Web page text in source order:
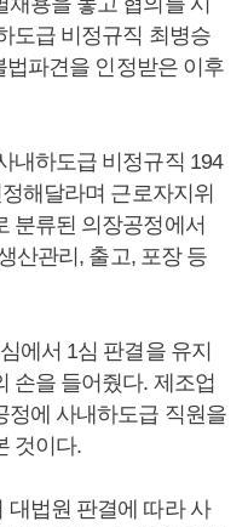
도급 비정규직 최병승
파견을 인정받은 이후
내하도급 비정규직 194
해달라며 근로자지위
분류된 의장공정에서
산관리, 출고, 포장 등
에서 1심 판결을 유지
손을 들어줬다. 제조업
정에 사내하도급 직원을
것이다.
대법원 판결에 따라 사